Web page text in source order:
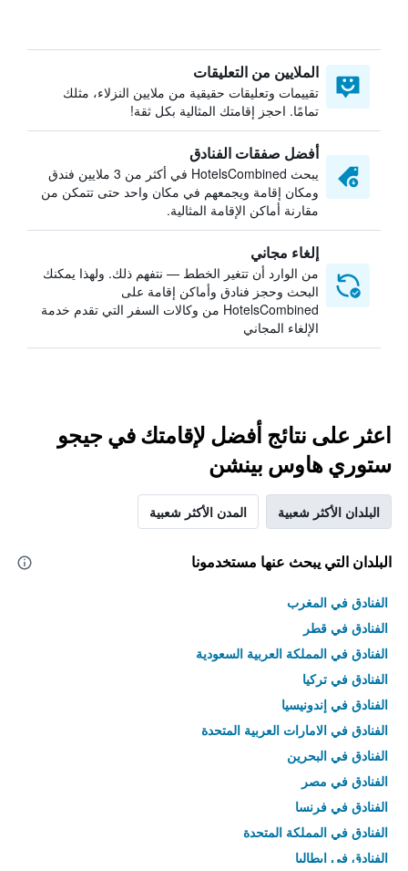
الملايين من التعليقات
تقييمات وتعليقات حقيقية من ملايين النزلاء، مثلك
تمامًا. احجز إقامتك المثالية بكل ثقة!
أفضل صفقات الفنادق
يبحث HotelsCombined في أكثر من 3 ملايين فندق
ومكان إقامة ويجمعهم في مكان واحد حتى تتمكن من
مقارنة أماكن الإقامة المثالية.
إلغاء مجاني
من الوارد أن تتغير الخطط — نتفهم ذلك. ولهذا يمكنك
البحث وحجز فنادق وأماكن إقامة على
HotelsCombined من وكالات السفر التي تقدم خدمة
الإلغاء المجاني
اعثر على نتائج أفضل لإقامتك في جيجو
ستوري هاوس بينشن
البلدان الأكثر شعبية المدن الأكثر شعبية
البلدان التي يبحث عنها مستخدمونا
الفنادق في المغرب
الفنادق في قطر
الفنادق في المملكة العربية السعودية
الفنادق في تركيا
الفنادق في إندونيسيا
الفنادق في الامارات العربية المتحدة
الفنادق في البحرين
الفنادق في مصر
الفنادق في فرنسا
الفنادق في المملكة المتحدة
الفنادق في إيطاليا